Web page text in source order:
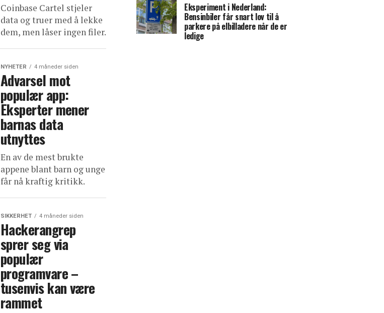
Coinbase Cartel stjeler
data og truer med å lekke
dem, men låser ingen filer.
NYHETER 4 måneder siden
Advarsel mot
populær app:
Eksperter mener
barnas data
utnyttes
En av de mest brukte
appene blant barn og unge
får nå kraftig kritikk.
SIKKERHET 4 måneder siden
Hackerangrep
sprer seg via
populær
programvare –
tusenvis kan være
rammet
Eksperiment i Nederland:
Bensinbiler får snart lov til å
parkere på elbilladere når de er
ledige